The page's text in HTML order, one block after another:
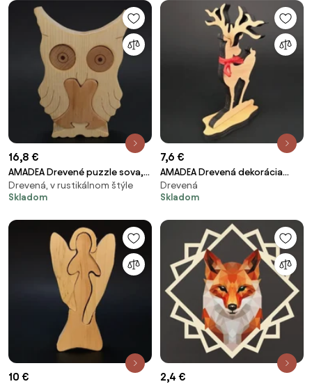
16,8 €
AMADEA Drevené puzzle sova,
masívne drevo dvoch druhov, 15
cm
Drevená, v rustikálnom štýle
Skladom
7,6 €
AMADEA Drevená dekorácia
jeleň, výška 13 cm
Drevená
Skladom
10 € 2,4 €